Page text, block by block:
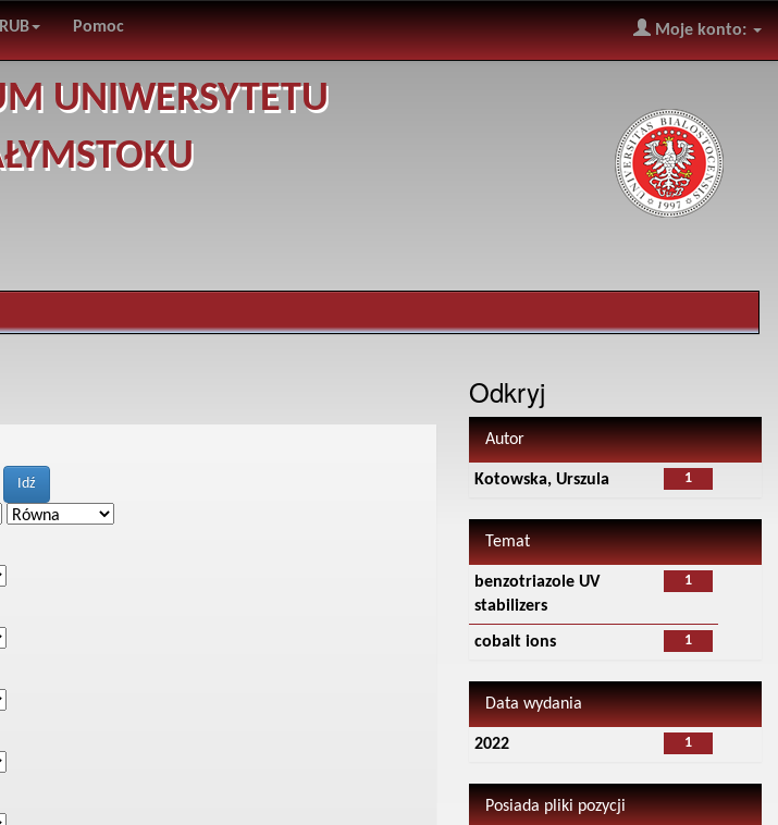
Pomoc Moje konto:
UNIWERSYTETU
Odkryj
Autor
1
Kotowska, Urszula
Temat
1
benzotriazole UV
stabilizers
1
cobalt ions
Data wydania
1
2022
Posiada pliki pozycji